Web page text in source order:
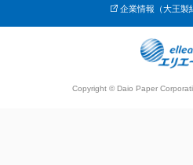
企業情報（大王製
Copyright © Daio Paper